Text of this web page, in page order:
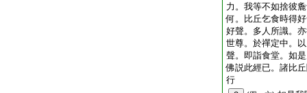
力。我等不如捨彼
何。比丘乞食時得
好聲。多人所識。
世尊。於禪定中。
聲。即詣食堂。如
佛説此經已。諸比
行